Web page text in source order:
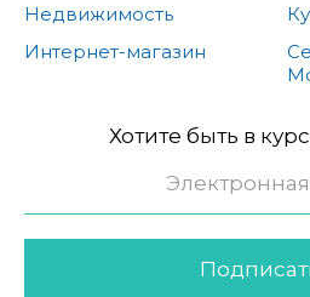
Недвижимость
Интернет-магазин
Хотите быть в